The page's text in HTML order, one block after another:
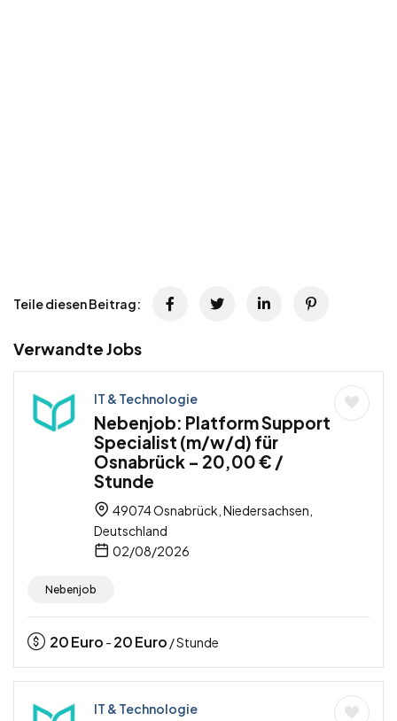
Teile diesen Beitrag:
Verwandte Jobs
IT & Technologie
Nebenjob: Platform Support
Specialist (m/w/d) für
Osnabrück – 20,00 € /
Stunde
49074 Osnabrück, Niedersachsen,
Deutschland
02/08/2026
Nebenjob
20Euro - 20Euro / Stunde
IT & Technologie